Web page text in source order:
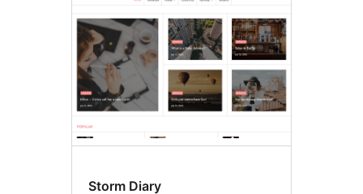
Storm Diary